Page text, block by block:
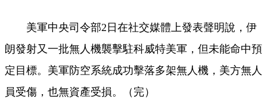
美軍中央司令部2日在社交媒體上發表聲明說，伊
朗發射又一批無人機襲擊駐科威特美軍，但未能命中預
定目標。美軍防空系統成功擊落多架無人機，美方無人
員受傷，也無資產受損。（完）